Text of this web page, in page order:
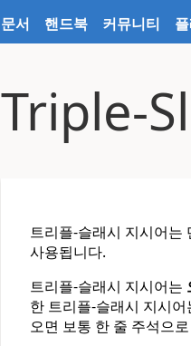
문서 핸드북 커뮤니티
Triple-
트리플-슬래시 지시어는
사용됩니다.
트리플-슬래시 지시어는
한 트리플-슬래시 지시
오면 보통 한 줄 주석으